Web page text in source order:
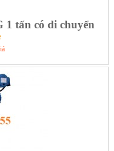
1 tấn có di chuyển